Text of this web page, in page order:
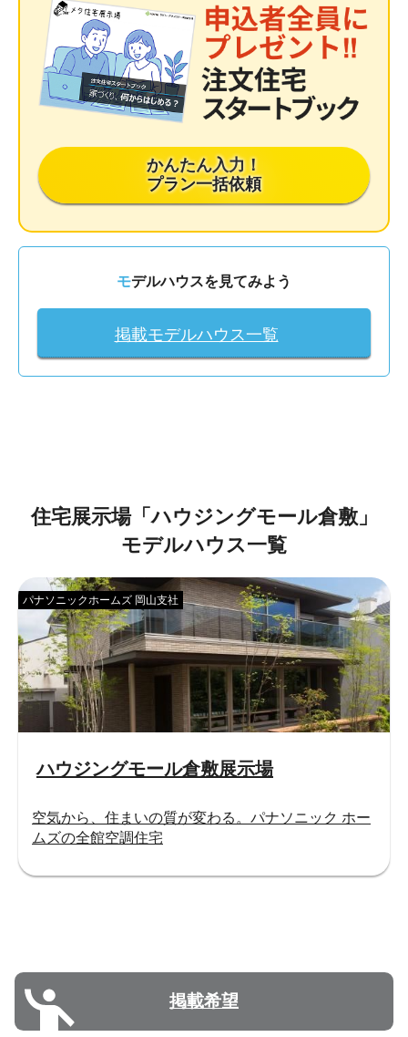
かんたん入力！
プラン一括依頼
モデルハウスを見てみよう
掲載モデルハウス一覧
住宅展示場「ハウジングモール倉敷」
モデルハウス一覧
ハウジングモール倉敷展示場
パナソニックホームズ 岡山支社
空気から、住まいの質が変わる。パナソニック ホー
ムズの全館空調住宅
掲載希望